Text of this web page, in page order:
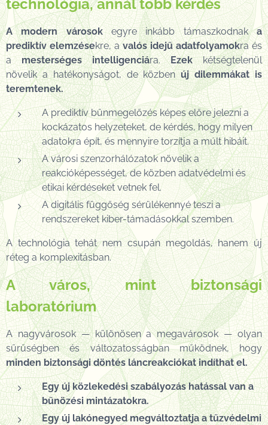
technológia, annál több kérdés
A modern városokegyre inkább támaszkodnaka
prediktív elemzésekre, avalós idejű adatfolyamokra és
amesterséges intelligenciára.Ezekkétségtelenül
növelik a hatékonyságot, de közbenúj dilemmákat is
teremtenek.
A prediktív bűnmegelőzés képes előre jelezni a
kockázatos helyzeteket, de kérdés, hogy milyen
adatokra épít, és mennyire torzítja a múlt hibáit.
A városi szenzorhálózatok növelik a
reakcióképességet, de közben adatvédelmi és
etikai kérdéseket vetnek fel.
A digitális függőség sérülékennyé teszi a
rendszereket kiber-támadásokkal szemben.
A technológia tehát nem csupán megoldás, hanem új
réteg a komplexitásban.
A város, mint biztonsági
laboratórium
A nagyvárosok — különösen a megavárosok — olyan
sűrűségben és változatosságban működnek, hogy
minden biztonsági döntés láncreakciókat indíthat el.
Egy új közlekedési szabályozás hatással van a
bűnözési mintázatokra.
Egy új lakónegyed megváltoztatja a tűzvédelmi